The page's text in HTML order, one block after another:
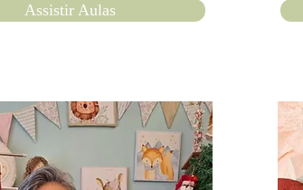
Assistir Aulas